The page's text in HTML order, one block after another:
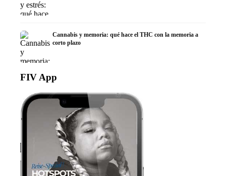
Cannabis y memoria: qué hace el THC con la memoria a
corto plazo
FIV App